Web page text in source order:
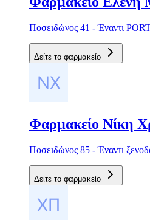
Ποσειδώνος 41 - Έναντι
Δείτε το φαρμακείο
Φαρμακείο Νίκη
Ποσειδώνος 85 - Έναντι
Δείτε το φαρμακείο